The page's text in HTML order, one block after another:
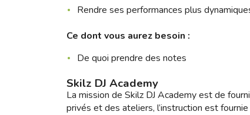
Rendre ses performances plus
Ce dont vous aurez besoin :
De quoi prendre des notes
Skilz DJ Academy
La mission de Skilz DJ Academy est de
privés et des ateliers, l’instruction est